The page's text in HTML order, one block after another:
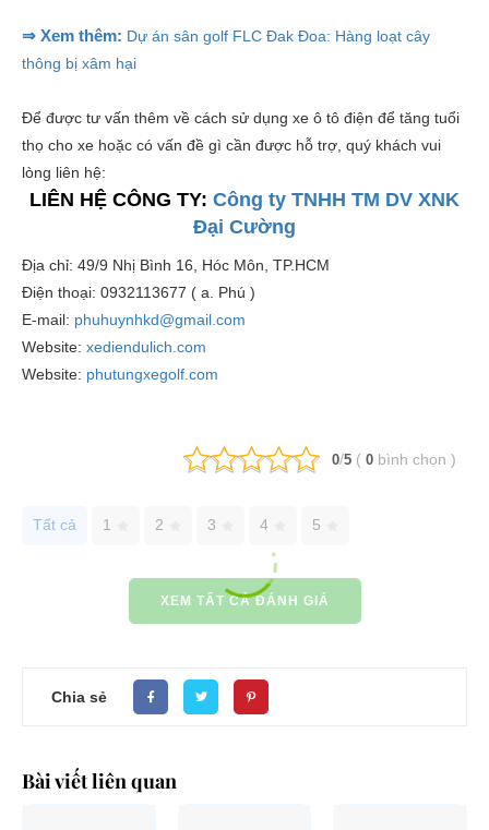
⇒ Xem thêm: Dự án sân golf FLC Đak Đoa: Hàng loạt cây
thông bị xâm hại
Để được tư vấn thêm về cách sử dụng xe ô tô điện để tăng tuổi
thọ cho xe hoặc có vấn đề gì cần được hỗ trợ, quý khách vui
lòng liên hệ:
LIÊN HỆ CÔNG TY: Công ty TNHH TM DV XNK
Đại Cường
Địa chỉ: 49/9 Nhị Bình 16, Hóc Môn, TP.HCM
Điện thoại: 0932113677 ( a. Phú )
E-mail: phuhuynhkd@gmail.com
Website: xediendulich.com
Website: phutungxegolf.com
0/5 ( 0 bình chọn )
Tất cả 1 2 3 4 5
XEM TẤT CẢ ĐÁNH GIÁ
Chia sẻ
Bài viết liên quan